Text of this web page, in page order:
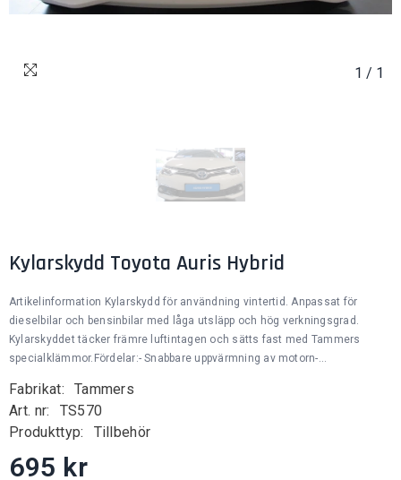
1 / 1
Kylarskydd Toyota Auris Hybrid
Artikelinformation Kylarskydd för användning vintertid. Anpassat för
dieselbilar och bensinbilar med låga utsläpp och hög verkningsgrad.
Kylarskyddet täcker främre luftintagen och sätts fast med Tammers
specialklämmor.Fördelar:- Snabbare uppvärmning av motorn-...
Fabrikat:
Tammers
Art. nr:
TS570
Produkttyp:
Tillbehör
695 kr